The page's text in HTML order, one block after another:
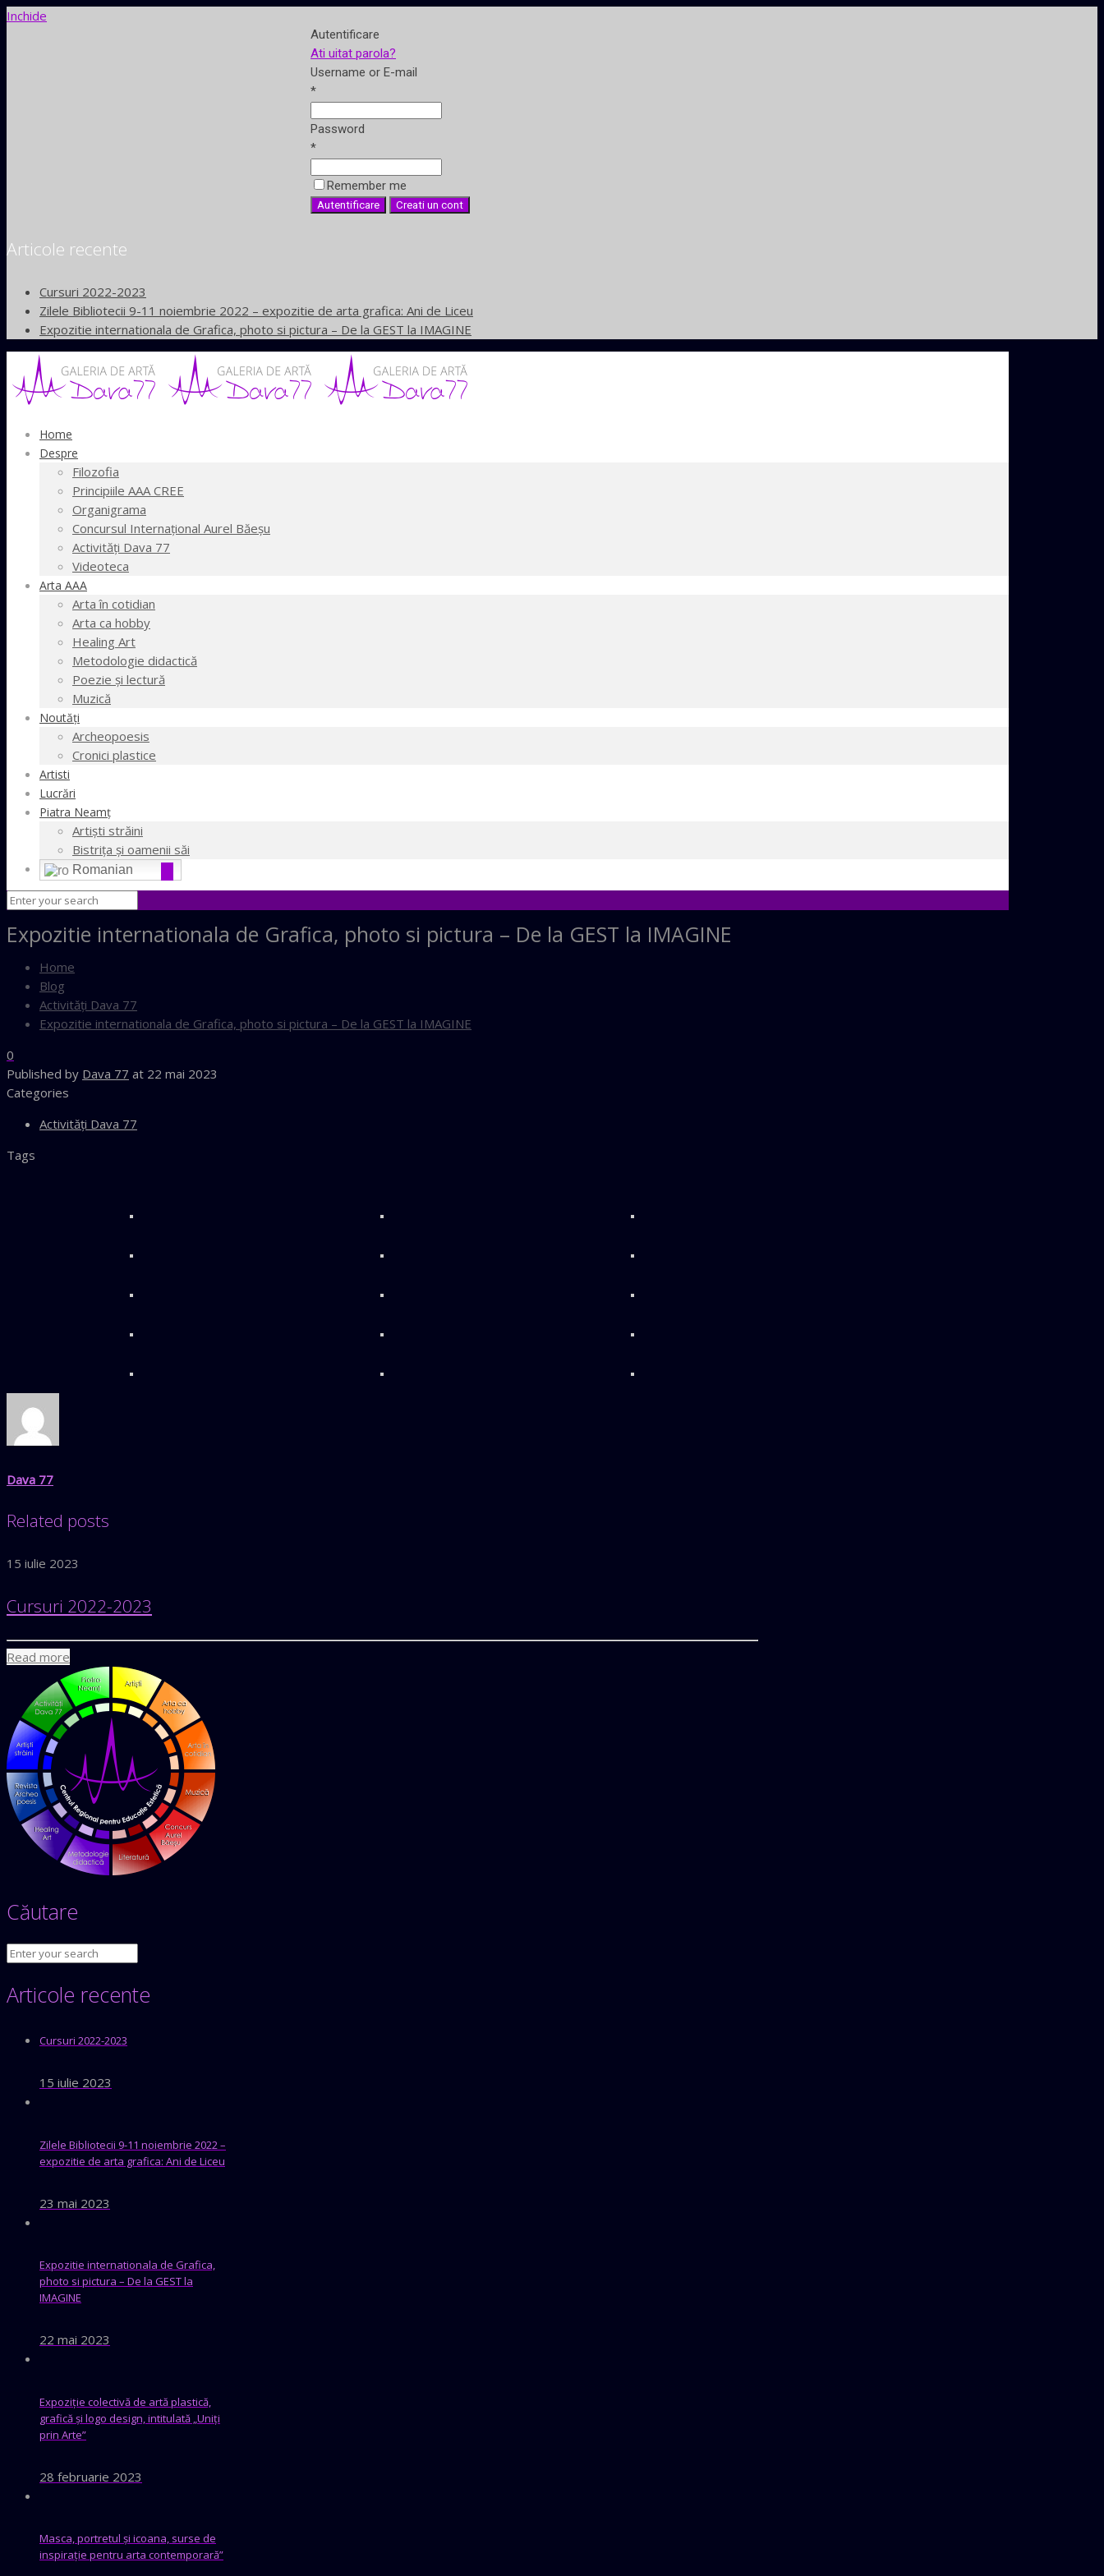
Inchide
Autentificare
Ati uitat parola?
Username or E-mail
*
Password
*
Remember me
Articole recente
Cursuri 2022-2023
Zilele Bibliotecii 9-11 noiembrie 2022 – expozitie de arta grafica: Ani de Liceu
Expozitie internationala de Grafica, photo si pictura – De la GEST la IMAGINE
Home
Despre
Filozofia
Principiile AAA CREE
Organigrama
Concursul Internaţional Aurel Băeşu
Activităţi Dava 77
Videoteca
Arta AAA
Arta în cotidian
Arta ca hobby
Healing Art
Metodologie didactică
Poezie şi lectură
Muzică
Noutăţi
Archeopoesis
Cronici plastice
Artisti
Lucrări
Piatra Neamţ
Artişti străini
Bistriţa şi oamenii săi
Romanian
Expozitie internationala de Grafica, photo si pictura – De la GEST la IMAGINE
Home
Blog
Activităţi Dava 77
Expozitie internationala de Grafica, photo si pictura – De la GEST la IMAGINE
0
Published by Dava 77 at 22 mai 2023
Categories
Activităţi Dava 77
Tags
Dava 77
Related posts
15 iulie 2023
Cursuri 2022-2023
Read more
Căutare
Articole recente
Cursuri 2022-2023
15 iulie 2023
Zilele Bibliotecii 9-11 noiembrie 2022 –
expozitie de arta grafica: Ani de Liceu
23 mai 2023
Expozitie internationala de Grafica,
photo si pictura – De la GEST la
IMAGINE
22 mai 2023
Expoziție colectivă de artă plastică,
grafică și logo design, intitulată „Uniți
prin Arte”
28 februarie 2023
Masca, portretul și icoana, surse de
inspirație pentru arta contemporară”